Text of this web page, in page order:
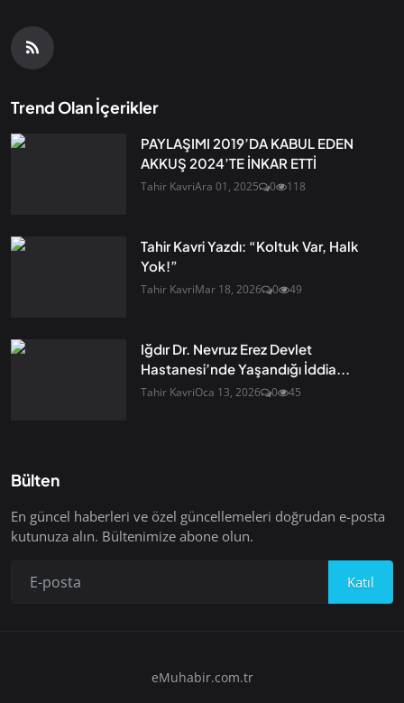
Trend Olan İçerikler
PAYLAŞIMI 2019’DA KABUL EDEN
AKKUŞ 2024’TE İNKAR ETTİ
Tahir KavriAra 01, 2025 0 118
Tahir Kavri Yazdı: “Koltuk Var, Halk
Yok!”
Tahir KavriMar 18, 2026 0 49
Iğdır Dr. Nevruz Erez Devlet
Hastanesi’nde Yaşandığı İddia...
Tahir KavriOca 13, 2026 0 45
Bülten
En güncel haberleri ve özel güncellemeleri doğrudan e-posta
kutunuza alın. Bültenimize abone olun.
Katıl
eMuhabir.com.tr